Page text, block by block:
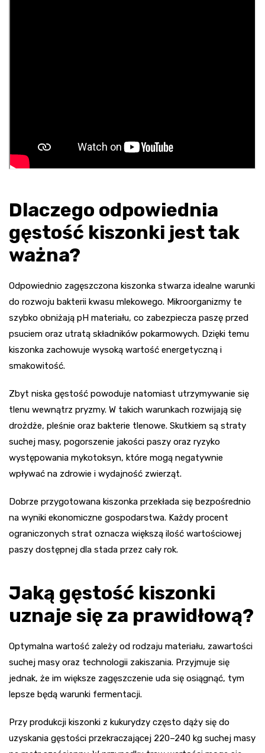
Dlaczego odpowiednia
gęstość kiszonki jest tak
ważna?
Odpowiednio zagęszczona kiszonka stwarza idealne warunki
do rozwoju bakterii kwasu mlekowego. Mikroorganizmy te
szybko obniżają pH materiału, co zabezpiecza paszę przed
psuciem oraz utratą składników pokarmowych. Dzięki temu
kiszonka zachowuje wysoką wartość energetyczną i
smakowitość.
Zbyt niska gęstość powoduje natomiast utrzymywanie się
tlenu wewnątrz pryzmy. W takich warunkach rozwijają się
drożdże, pleśnie oraz bakterie tlenowe. Skutkiem są straty
suchej masy, pogorszenie jakości paszy oraz ryzyko
występowania mykotoksyn, które mogą negatywnie
wpływać na zdrowie i wydajność zwierząt.
Dobrze przygotowana kiszonka przekłada się bezpośrednio
na wyniki ekonomiczne gospodarstwa. Każdy procent
ograniczonych strat oznacza większą ilość wartościowej
paszy dostępnej dla stada przez cały rok.
Jaką gęstość kiszonki
uznaje się za prawidłową?
Optymalna wartość zależy od rodzaju materiału, zawartości
suchej masy oraz technologii zakiszania. Przyjmuje się
jednak, że im większe zagęszczenie uda się osiągnąć, tym
lepsze będą warunki fermentacji.
Przy produkcji kiszonki z kukurydzy często dąży się do
uzyskania gęstości przekraczającej 220–240 kg suchej masy